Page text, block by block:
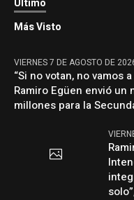
Último
Más Visto
VIERNES 7 DE AGOSTO DE
“Si no votan, no vamos
Ramiro Egüen envió un
millones para la